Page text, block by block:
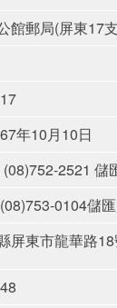
館郵局(屏東17
年10月10日
2521 儲
0104儲
屏東市龍華路